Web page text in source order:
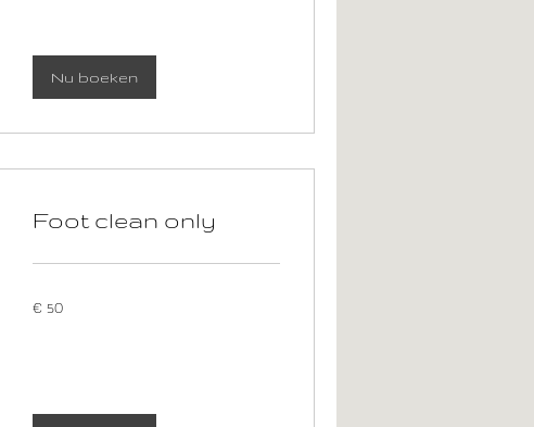
Nu boeken
Foot clean only
euro
€ 50